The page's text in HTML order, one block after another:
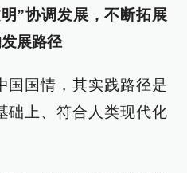
”协调发展，不断拓展
展路径
国国情，其实践路径是
础上、符合人类现代化